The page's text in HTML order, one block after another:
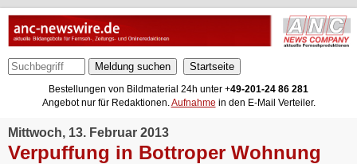
Meldung suchen
Bestellungen von Bildmaterial 24h unter +49-201-24 86 281
Angebot nur für Redaktionen.Aufnahme in den E-Mail Verteiler.
Mittwoch, 13. Februar 2013
Verpuffung in Bottroper Wohnung